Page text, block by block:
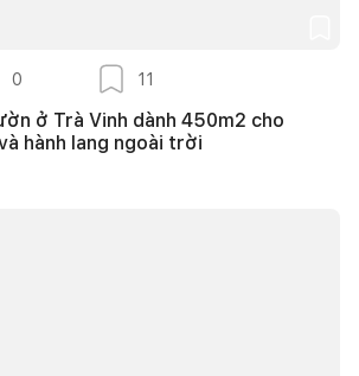
0 11
ở Trà Vinh dành 450m2 cho
hành lang ngoài trời